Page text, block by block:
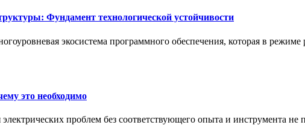
Фундамент технологической устойчивости
экосистема программного обеспечения, которая в
это необходимо
проблем без соответствующего опыта и инструмента